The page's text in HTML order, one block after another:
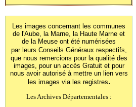
Les images concernant les communes
de l'Aube, la Marne, la Haute Marne et
de la Meuse ont été numérisées
par leurs Conseils Généraux respectifs,
que nous remercions pour la qualité des
images, pour un accès Gratuit et pour
nous avoir autorisé à mettre un lien vers
les images via les registres.
Les Archives Départementales :